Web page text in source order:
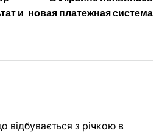
и новая платежная система
відбувається з річкою в